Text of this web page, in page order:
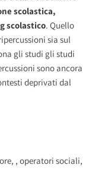
scolastica,
scolastico. Quello
sia sul
gli studi gli studi
sono ancora
deprivati dal
, operatori sociali,